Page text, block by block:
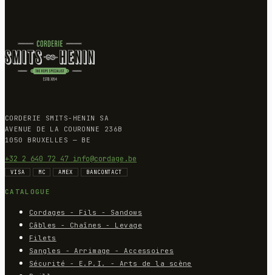
CORDERIE SMITS-HENIN SA
AVENUE DE LA COURONNE 236B
1050 BRUXELLES — BE
+32 2 640 72 47 info@cordage.be
VISA MC AMEX BANCONTACT
CATALOGUE
Cordages - Fils - Sandows
Câbles - Chaînes - Levage
Filets
Sangles - Arrimage - Accessoires
Sécurité - E.P.I. - Arts de la scène